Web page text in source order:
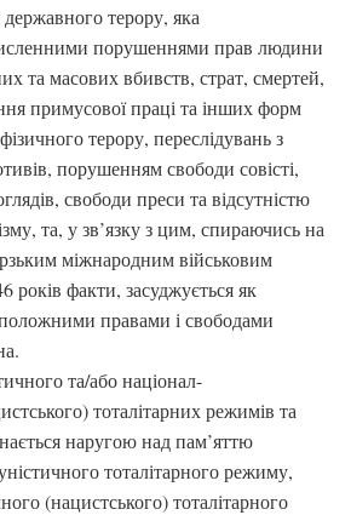
терору, яка
порушеннями прав людини
та масових вбивств, страт, смертей,
примусової праці та інших форм
терору, переслідувань з
порушенням свободи совісті,
свободи преси та відсутністю
та, у зв’язку з цим, спираючись на
міжнародним військовим
років факти, засуджується як
правами і свободами
та/або націонал-
тоталітарних режимів та
наругою над пам’яттю
тоталітарного режиму,
(нацистського) тоталітарного